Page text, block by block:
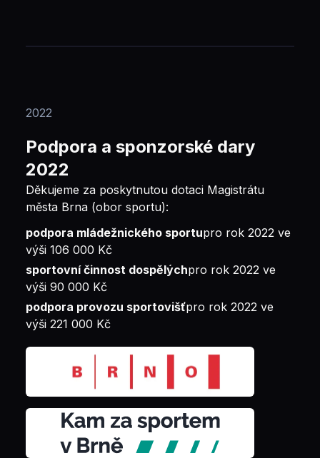
2022
Podpora a sponzorské dary
2022
Děkujeme za poskytnutou dotaci Magistrátu
města Brna (obor sportu):
podpora mládežnického sportupro rok 2022 ve
výši 106 000 Kč
sportovní činnost dospělýchpro rok 2022 ve
výši 90 000 Kč
podpora provozu sportovišťpro rok 2022 ve
výši 221 000 Kč